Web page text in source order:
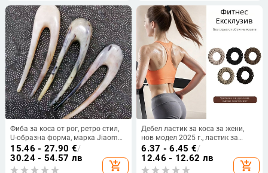
Фиба за коса от рог, ретро стил,
U-образна форма, марка Jiaomu
jiao, лято 2025
15.46 - 27.90 €/
30.24 - 54.57 лв
add_shopping_cart
Дебел ластик за коса за жени,
нов модел 2025 г., ластик за
висока опашка, кожено покритие
и аксесоар за глава
6.37 - 6.45 €/
12.46 - 12.62 лв
add_shopping_cart